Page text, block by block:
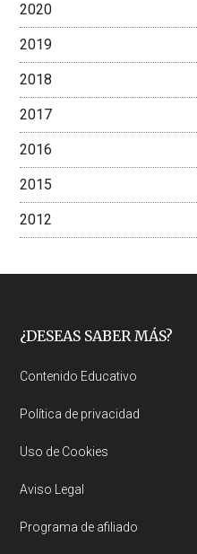
2020
2019
2018
2017
2016
2015
2012
Footer
¿DESEAS SABER MÁS?
Contenido Educativo
Política de privacidad
Uso de Cookies
Aviso Legal
Programa de afiliado